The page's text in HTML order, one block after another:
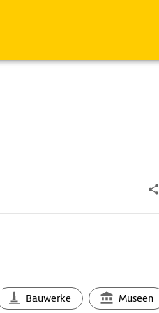
Bauwerke Museen